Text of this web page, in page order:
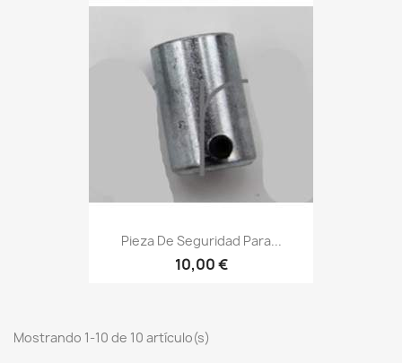
Pieza De Seguridad Para...
10,00 €
Mostrando 1-10 de 10 artículo(s)